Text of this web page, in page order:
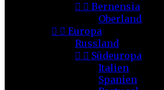
  Bernensia
Oberland
  Europa
Russland
  Südeuropa
Italien
Spanien